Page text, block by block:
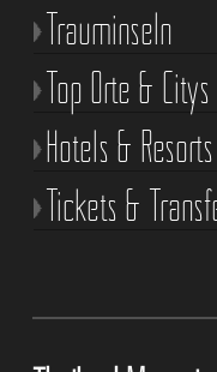
Trauminseln
Top Orte & Citys
Hotels & Resorts
Tickets &